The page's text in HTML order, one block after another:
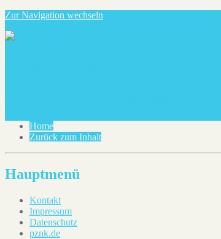
Zur Navigation wechseln
Home
Zurück zum Inhalt
Hauptmenü
Kontakt
Impressum
Datenschutz
pznk.de